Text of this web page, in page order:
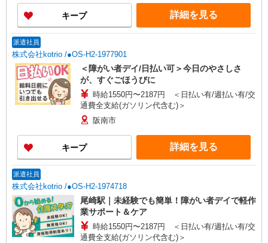
キープ 詳細を見る
派遣社員
株式会社kotrio /●OS-H2-1977901
＜障がい者デイ/日払い可＞今日のやさしさ
が、すぐごほうびに
時給1550円〜2187円 ＜日払い有/週払い有/交
通費全支給(ガソリン代含む)＞
阪南市
キープ 詳細を見る
派遣社員
株式会社kotrio /●OS-H2-1974718
尾崎駅｜未経験でも簡単！障がい者デイで軽作
業サポート＆ケア
時給1550円〜2187円 ＜日払い有/週払い有/交
通費全支給(ガソリン代含む)＞